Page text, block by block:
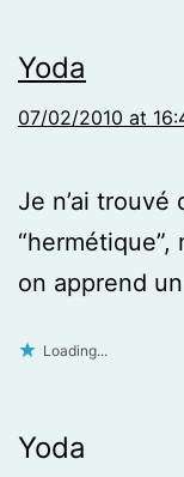
Yoda
07/02/2010 at
Je n’ai trouvé
on apprend
Loading...
Yoda